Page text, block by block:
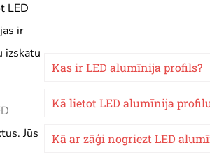
LED
ir
izskatu
Jūs
Kas ir LED alumīnija profils?
Kā lietot LED alumīnija
Kā ar zāģi nogriezt LED